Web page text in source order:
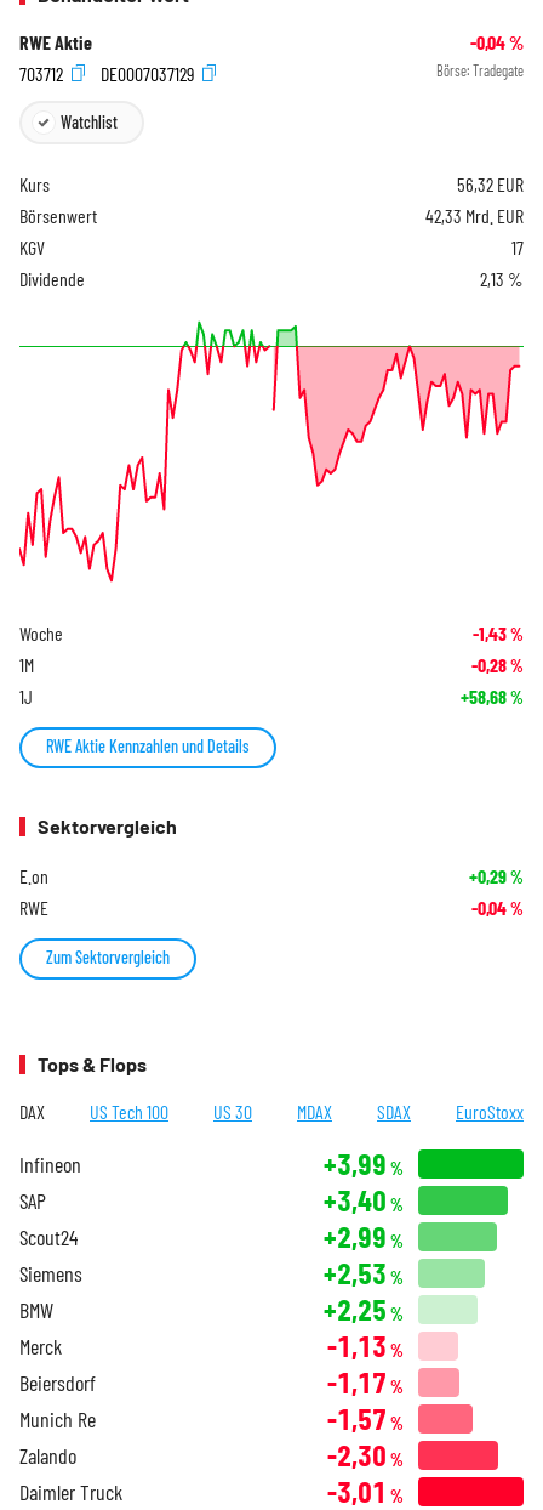
RWE Aktie -0,04%
703712
DE0007037129 Börse: Tradegate
Watchlist
Kurs 56,32 EUR
Börsenwert
42,33 Mrd. EUR
KGV
17
Dividende
2,13 %
Woche -1,43%
1M -0,28%
1J +58,68%
RWE Aktie Kennzahlen und Details
Sektorvergleich
E.on +0,29%
RWE -0,04%
Zum Sektorvergleich
Tops & Flops
DAX US Tech 100 US 30 MDAX SDAX EuroStoxx
Infineon +3,99 %
SAP +3,40 %
Scout24 +2,99 %
Siemens +2,53 %
BMW +2,25 %
Merck -1,13 %
Beiersdorf -1,17 %
Munich Re -1,57 %
Zalando -2,30 %
Daimler Truck -3,01 %